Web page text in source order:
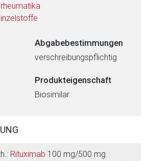
Abgabebestimmungen
verschreibungspflichtig
Produkteigenschaft
Biosimilar
Rituximab 100 mg/500 mg.